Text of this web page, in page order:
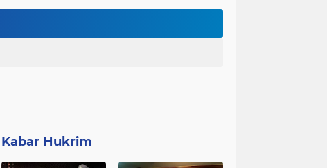
Proyek Konektivitas Jalan Cikeusik - Simpang Cijaku Akses SMK N 2 Malingping Dimulai, DPUPR Diminta Optimal
Kabar Hukrim